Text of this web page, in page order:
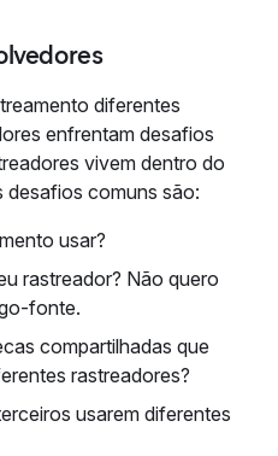
diferentes
enfrentam desafios
vivem dentro do
comuns são:
usar?
rastreador? Não quero
fonte.
compartilhadas que
rastreadores?
usarem diferentes